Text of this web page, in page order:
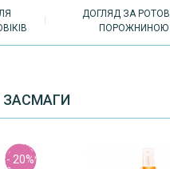
ДОГЛЯД ЗА
ПОРОЖНИНОЮ
- 20%